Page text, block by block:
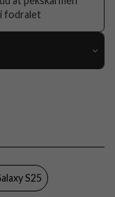
fodralet
Stöttålig
Genomskinlig, Svart
S25